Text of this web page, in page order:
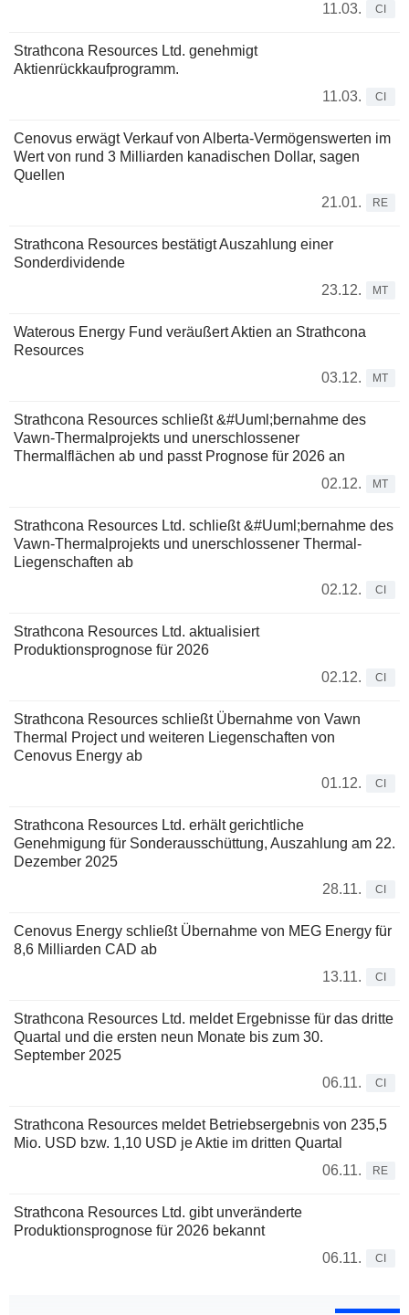
11.03.
CI
Strathcona Resources Ltd. genehmigt
Aktienrückkaufprogramm.
11.03.
CI
Cenovus erwägt Verkauf von Alberta-Vermögenswerten im
Wert von rund 3 Milliarden kanadischen Dollar, sagen
Quellen
21.01.
RE
Strathcona Resources bestätigt Auszahlung einer
Sonderdividende
23.12.
MT
Waterous Energy Fund veräußert Aktien an Strathcona
Resources
03.12.
MT
Strathcona Resources schließt &#Uuml;bernahme des
Vawn-Thermalprojekts und unerschlossener
Thermalflächen ab und passt Prognose für 2026 an
02.12.
MT
Strathcona Resources Ltd. schließt &#Uuml;bernahme des
Vawn-Thermalprojekts und unerschlossener Thermal-
Liegenschaften ab
02.12.
CI
Strathcona Resources Ltd. aktualisiert
Produktionsprognose für 2026
02.12.
CI
Strathcona Resources schließt Übernahme von Vawn
Thermal Project und weiteren Liegenschaften von
Cenovus Energy ab
01.12.
CI
Strathcona Resources Ltd. erhält gerichtliche
Genehmigung für Sonderausschüttung, Auszahlung am 22.
Dezember 2025
28.11.
CI
Cenovus Energy schließt Übernahme von MEG Energy für
8,6 Milliarden CAD ab
13.11.
CI
Strathcona Resources Ltd. meldet Ergebnisse für das dritte
Quartal und die ersten neun Monate bis zum 30.
September 2025
06.11.
CI
Strathcona Resources meldet Betriebsergebnis von 235,5
Mio. USD bzw. 1,10 USD je Aktie im dritten Quartal
06.11.
RE
Strathcona Resources Ltd. gibt unveränderte
Produktionsprognose für 2026 bekannt
06.11.
CI